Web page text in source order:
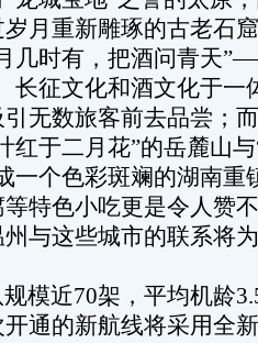
月重新雕琢的古老石
几时有，把酒问青天
长征文化和酒文化于一
无数旅客前去品尝；
红于二月花”的岳麓山
一个色彩斑斓的湖南重
特色小吃更是令人赞
与这些城市的联系将
模近70架，平均机龄
通的新航线将采用全